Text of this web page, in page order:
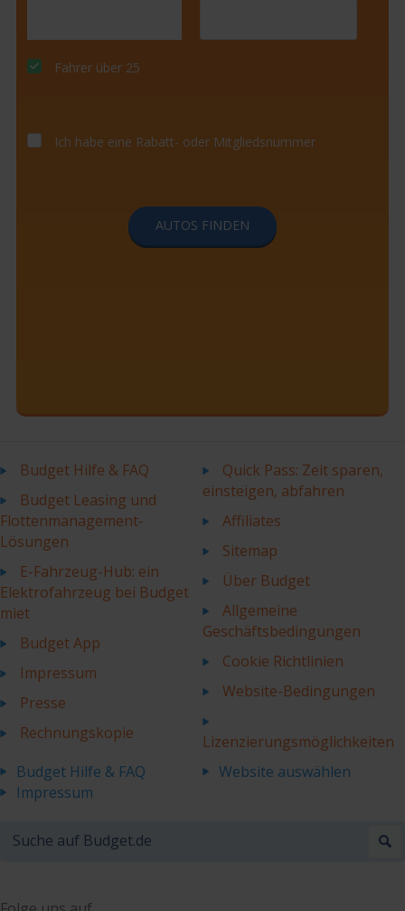
Fahrer über 25
Ich habe eine Rabatt- oder Mitgliedsnummer
AUTOS FINDEN
Budget Hilfe & FAQ
Budget Leasing und
Flottenmanagement-
Lösungen
E-Fahrzeug-Hub: ein
Elektrofahrzeug bei Budget
miet
Budget App
Impressum
Presse
Rechnungskopie
Quick Pass: Zeit sparen,
einsteigen, abfahren
Affiliates
Sitemap
Über Budget
Allgemeine
Geschäftsbedingungen
Cookie Richtlinien
Website-Bedingungen
Lizenzierungsmöglichkeiten
Budget Hilfe & FAQ
Website auswählen
Impressum